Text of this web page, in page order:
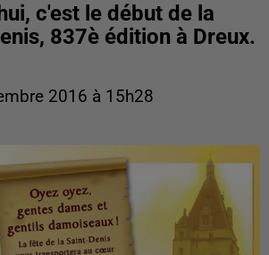
c'est le début de la
837è édition à Dreux.
2016 à 15h28